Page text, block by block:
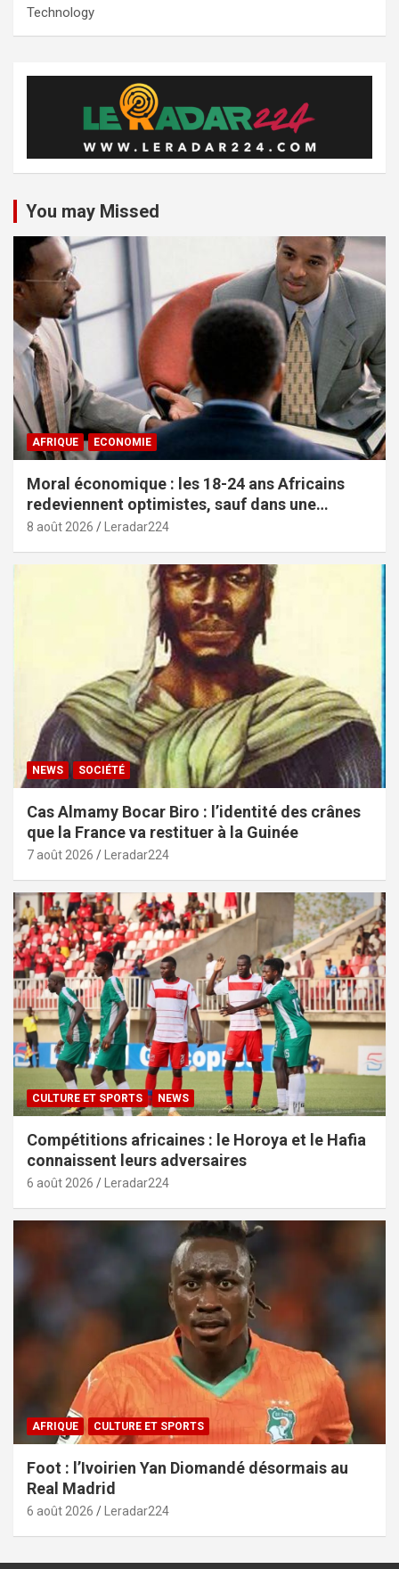
Technology
You may Missed
AFRIQUE ECONOMIE
Moral économique : les 18-24 ans Africains
redeviennent optimistes, sauf dans une
poignée de pays (African Youth Survey 2026)
8 août 2026 Leradar224
NEWS SOCIÉTÉ
Cas Almamy Bocar Biro : l’identité des crânes
que la France va restituer à la Guinée
7 août 2026 Leradar224
CULTURE ET SPORTS NEWS
Compétitions africaines : le Horoya et le Hafia
connaissent leurs adversaires
6 août 2026 Leradar224
AFRIQUE CULTURE ET SPORTS
Foot : l’Ivoirien Yan Diomandé désormais au
Real Madrid
6 août 2026 Leradar224